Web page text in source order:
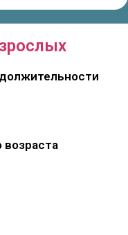
возраста